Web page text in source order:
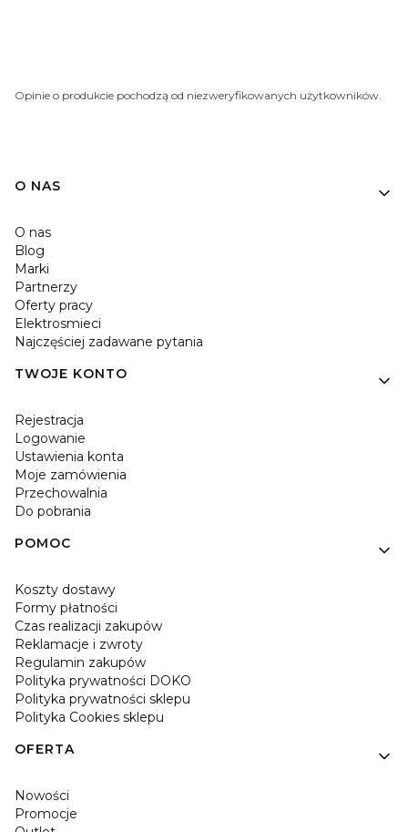
Opinie o produkcie pochodzą od niezweryfikowanych użytkowników.
O NAS
O nas
Blog
Marki
Partnerzy
Oferty pracy
Elektrosmieci
Najczęściej zadawane pytania
TWOJE KONTO
Rejestracja
Logowanie
Ustawienia konta
Moje zamówienia
Przechowalnia
Do pobrania
POMOC
Koszty dostawy
Formy płatności
Czas realizacji zakupów
Reklamacje i zwroty
Regulamin zakupów
Polityka prywatności DOKO
Polityka prywatności sklepu
Polityka Cookies sklepu
OFERTA
Nowości
Promocje